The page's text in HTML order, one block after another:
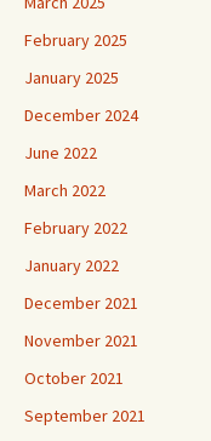
February 2025
January 2025
December 2024
June 2022
March 2022
February 2022
January 2022
December 2021
November 2021
October 2021
September 2021